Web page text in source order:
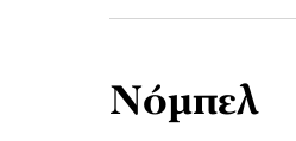
Νόμπελ